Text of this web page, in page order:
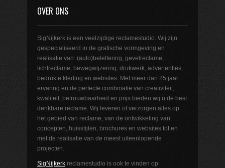
OVER ONS
SigNijkerk is een veelzijdige reclamestudio. Wij zijn
gespecialiseerd in de grafische vormgeving en
realisatie van: (auto)belettering, gevelreclame,
lichtreclame, bewegwijzering, drukwerk, advertenties,
bedrukte kleding en websites. Met meer dan 25 jaar
ervaring en de perfecte combinatie van creativiteit,
kwaliteit, betrouwbaarheid en prijs bieden wij u de best
denkbare reclame. Wij leveren of verzorgen alles op
het gebied van reclame, van de ontwikkeling van
concepten, huisstijlen, brochures en websites tot en
met de realisatie van de meest uiteenlopende
projecten.
SigNijkerk reclamestudio is ook te vinden op